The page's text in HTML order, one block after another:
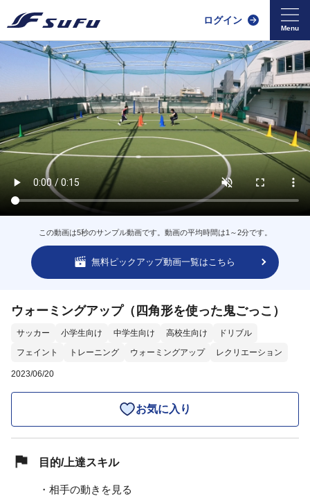
ログイン
この動画は5秒のサンプル動画です。動画の平均時間は1～2分です。
無料ピックアップ動画一覧はこちら
ウォーミングアップ（四角形を使った鬼ごっこ）
サッカー 小学生向け 中学生向け 高校生向け
ドリブル
フェイント
トレーニング ウォーミングアップ レクリエーション
2023/06/20
お気に入り
目的/上達スキル
・相手の動きを見る